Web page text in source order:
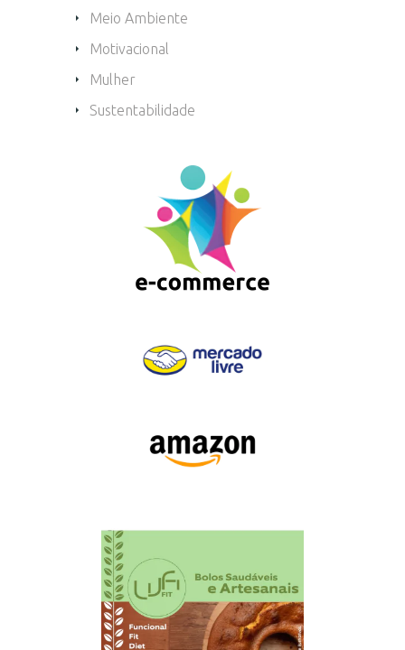
Meio Ambiente
Motivacional
Mulher
Sustentabilidade